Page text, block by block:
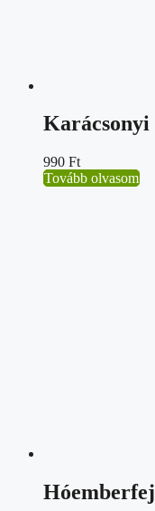
Karácsonyi
990 Ft
Tovább olvasom